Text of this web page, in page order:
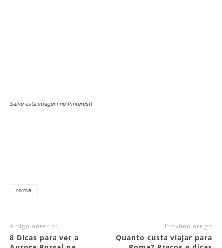
Salve esta imagem no Pinterest!
roma
Artigo anterior
8 Dicas para ver a
Próximo artigo
Quanto custa viajar para